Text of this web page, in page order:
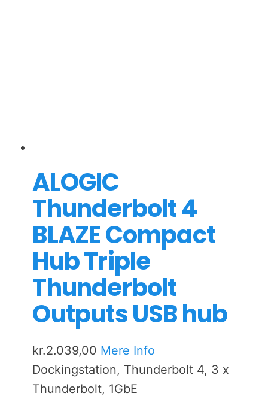
ALOGIC
Thunderbolt 4
BLAZE Compact
Hub Triple
Thunderbolt
Outputs USB hub
kr.2.039,00 Mere Info
Dockingstation, Thunderbolt 4, 3 x
Thunderbolt, 1GbE